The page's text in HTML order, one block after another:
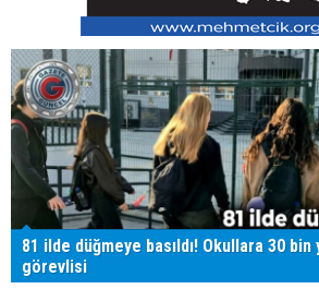
81 ilde düğmeye basıldı! Okullara 30
görevlisi